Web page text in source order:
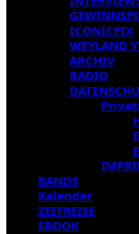
ICONICPIX
WEYLAND
ARCHIV
RADIO
BANDS
Kalender
ZEITREISE
EBOOK